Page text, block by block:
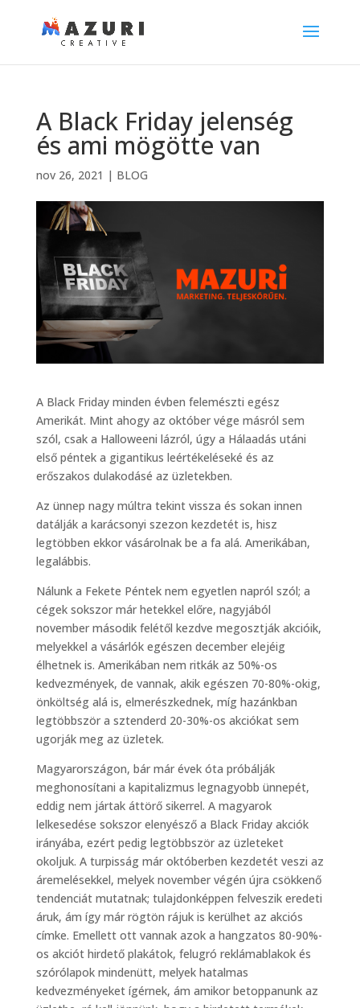
A Black Friday jelenség
és ami mögötte van
nov 26, 2021 | BLOG
A Black Friday minden évben felemészti egész
Amerikát. Mint ahogy az október vége másról sem
szól, csak a Halloweeni lázról, úgy a Hálaadás utáni
első péntek a gigantikus leértékeléseké és az
erőszakos dulakodásé az üzletekben.
Az ünnep nagy múltra tekint vissza és sokan innen
datálják a karácsonyi szezon kezdetét is, hisz
legtöbben ekkor vásárolnak be a fa alá. Amerikában,
legalábbis.
Nálunk a Fekete Péntek nem egyetlen napról szól; a
cégek sokszor már hetekkel előre, nagyjából
november második felétől kezdve megosztják akcióik,
melyekkel a vásárlók egészen december elejéig
élhetnek is. Amerikában nem ritkák az 50%-os
kedvezmények, de vannak, akik egészen 70-80%-okig,
önköltség alá is, elmerészkednek, míg hazánkban
legtöbbször a sztenderd 20-30%-os akciókat sem
ugorják meg az üzletek.
Magyarországon, bár már évek óta próbálják
meghonosítani a kapitalizmus legnagyobb ünnepét,
eddig nem jártak áttörő sikerrel. A magyarok
lelkesedése sokszor elenyésző a Black Friday akciók
irányába, ezért pedig legtöbbször az üzleteket
okoljuk. A turpisság már októberben kezdetét veszi az
áremelésekkel, melyek november végén újra csökkenő
tendenciát mutatnak; tulajdonképpen felveszik eredeti
áruk, ám így már rögtön rájuk is kerülhet az akciós
címke. Emellett ott vannak azok a hangzatos 80-90%-
os akciót hirdető plakátok, felugró reklámablakok és
szórólapok mindenütt, melyek hatalmas
kedvezményeket ígérnek, ám amikor betoppanunk az